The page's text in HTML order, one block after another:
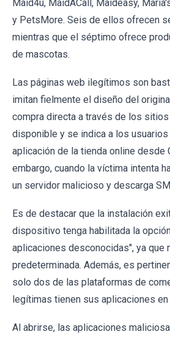
Maid4u, MaidACall, Maideasy,
y PetsMore. Seis de ellos ofrecen
mientras que el séptimo ofrece
de mascotas.
Las páginas web ilegítimos son
imitan fielmente el diseño del
compra directa a través de los
disponible y se indica a los
aplicación de la tienda online desde
embargo, cuando la víctima intenta
un servidor malicioso y descarga
Es de destacar que la instalación
dispositivo tenga habilitada la
aplicaciones desconocidas", ya que
predeterminada. Además, es
solo dos de las plataformas de
legítimas tienen sus aplicaciones en
Al abrirse, las aplicaciones